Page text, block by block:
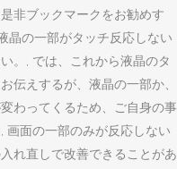
非ブックマークをお勧めす
晶の一部がタッチ反応しない
。, では、これから液晶のタ
伝えするが、液晶の一部か、
わってくるため、ご自身の事
画面の一部のみが反応しない
れ直しで改善できることがあ